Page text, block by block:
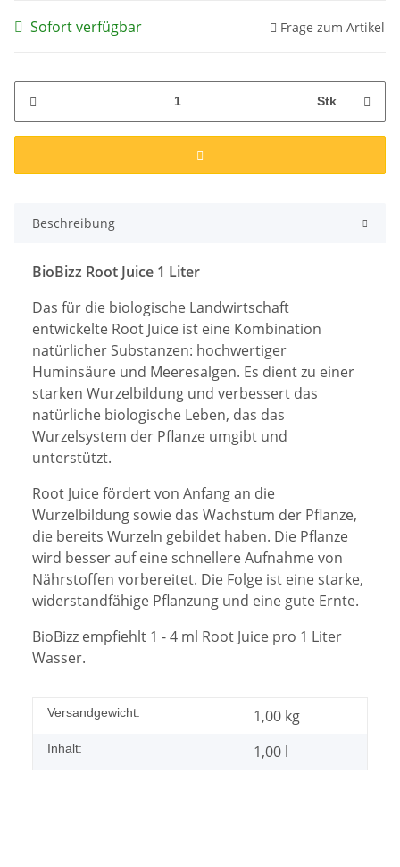
Sofort verfügbar Frage zum Artikel
Stk
Beschreibung
BioBizz Root Juice 1 Liter
Das für die biologische Landwirtschaft
entwickelte Root Juice ist eine Kombination
natürlicher Substanzen: hochwertiger
Huminsäure und Meeresalgen. Es dient zu einer
starken Wurzelbildung und verbessert das
natürliche biologische Leben, das das
Wurzelsystem der Pflanze umgibt und
unterstützt.
Root Juice fördert von Anfang an die
Wurzelbildung sowie das Wachstum der Pflanze,
die bereits Wurzeln gebildet haben. Die Pflanze
wird besser auf eine schnellere Aufnahme von
Nährstoffen vorbereitet. Die Folge ist eine starke,
widerstandfähige Pflanzung und eine gute Ernte.
BioBizz empfiehlt 1 - 4 ml Root Juice pro 1 Liter
Wasser.
Versandgewicht: 1,00 kg
Inhalt: 1,00 l